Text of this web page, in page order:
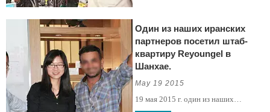
Один из наших иранских
партнеров посетил штаб-
квартиру Reyoungel в
Шанхае.
May 19 2015
19 мая 2015 г. один из наших
иранских партнеров посетил штаб-